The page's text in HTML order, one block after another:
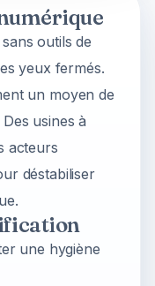
outils de
yeux fermés.
un moyen de
usines à
acteurs
déstabiliser
une hygiène